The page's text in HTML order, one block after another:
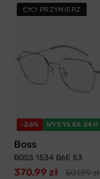
PRZYMIERZ
-26% WYSYŁKA 24H
Boss
BOSS 1534 B6E 53
370,99 zł 501,99 zł